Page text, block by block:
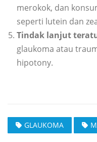
merokok, dan
seperti lutein dan
Tindak lanjut
glaukoma atau
hipotony.
GLAUKOMA